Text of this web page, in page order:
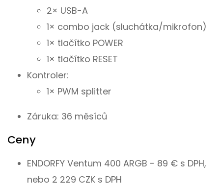
2× USB-A
1× combo jack (sluchátka/mikrofon)
1× tlačítko POWER
1× tlačítko RESET
Kontroler:
1× PWM splitter
Záruka: 36 měsíců
Ceny
ENDORFY Ventum 400 ARGB - 89 € s DPH,
nebo 2 229 CZK s DPH